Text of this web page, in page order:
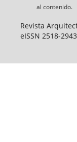
al contenido.
Revista
eISSN 2518-2943